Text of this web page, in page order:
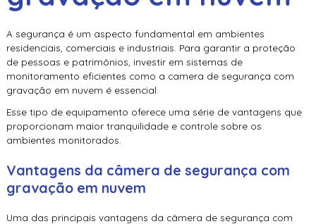
A segurança é um aspecto fundamental em ambientes
residenciais, comerciais e industriais. Para garantir a proteção
de pessoas e patrimônios, investir em sistemas de
monitoramento eficientes como a camera de segurança com
gravação em nuvem é essencial.
Esse tipo de equipamento oferece uma série de vantagens que
proporcionam maior tranquilidade e controle sobre os
ambientes monitorados.
Vantagens da câmera de segurança com
gravação em nuvem
Uma das principais vantagens da câmera de segurança com